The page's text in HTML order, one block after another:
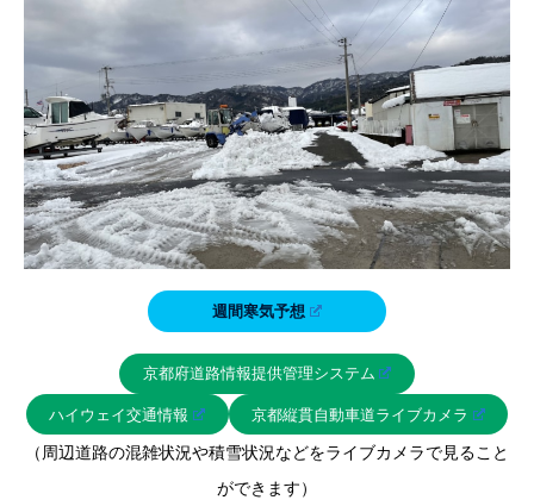
週間寒気予想
京都府道路情報提供管理システム
ハイウェイ交通情報 京都縦貫自動車道ライブカメラ
（周辺道路の混雑状況や積雪状況などをライブカメラで見ること
ができます）